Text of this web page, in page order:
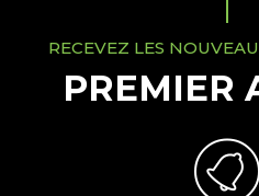
RECEVEZ LES
PREMIER